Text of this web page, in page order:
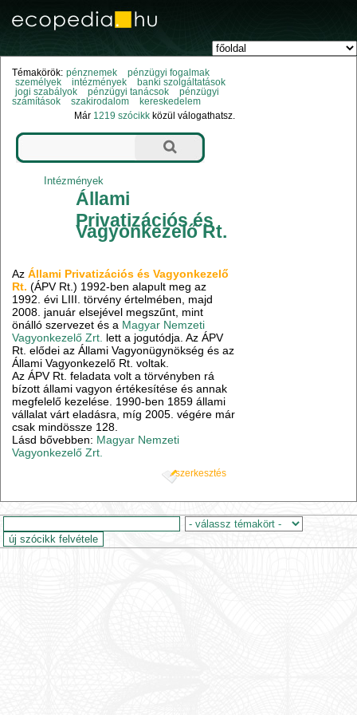
Témakörök: pénznemek
pénzügyi fogalmak
személyek
intézmények
banki szolgáltatások
jogi szabályok
pénzügyi tanácsok
pénzügyi
számítások
szakirodalom
kereskedelem
Már 1219 szócikk közül válogathatsz.
Intézmények
Állami
Privatizációs és
Vagyonkezelő Rt.
AzÁllami Privatizációs és Vagyonkezelő
Rt. (ÁPV Rt.) 1992-ben alapult meg az
1992. évi LIII. törvény értelmében, majd
2008. január elsejével megszűnt, mint
önálló szervezet és a Magyar Nemzeti
Vagyonkezelő Zrt. lett a jogutódja. Az ÁPV
Rt. elődei az Állami Vagyonügynökség és az
Állami Vagyonkezelő Rt. voltak.
Az ÁPV Rt. feladata volt a törvényben rá
bízott állami vagyon értékesítése és annak
megfelelő kezelése. 1990-ben 1859 állami
vállalat várt eladásra, míg 2005. végére már
csak mindössze 128.
Lásd bővebben: Magyar Nemzeti
Vagyonkezelő Zrt.
szerkesztés